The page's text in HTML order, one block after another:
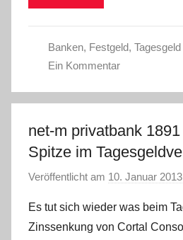
Banken, Festgeld, Tagesgeld
Ein Kommentar
net-m privatbank
Spitze im
Veröffentlicht am 10. Januar 2013
Es tut sich wieder was beim
Zinssenkung von Cortal